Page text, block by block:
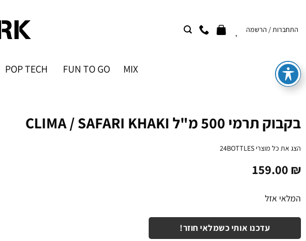
content
התחברות / הרשמה
MIX
FUN TO GO
POP TECH
בקבוק תרמי 500 מ"ל CLIMA / SAFARI KHAKI
הצג את כל מוצרי 24BOTTLES
159.00 ₪
המלאי אזל
עדכנו אותי כשמלאי חוזר!